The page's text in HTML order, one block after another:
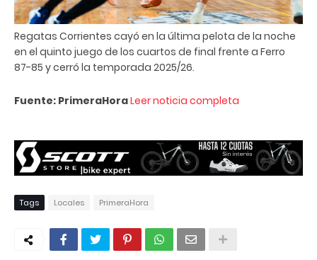
Regatas Corrientes cayó en la última pelota de la noche
en el quinto juego de los cuartos de final frente a Ferro
87-85 y cerró la temporada 2025/26.
Fuente: PrimeraHoraLeer noticia completa
Tags Locales PrimeraHora